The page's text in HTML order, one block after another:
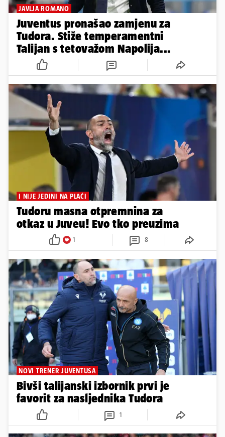
JAVLJA ROMANO
Juventus pronašao zamjenu za
Tudora. Stiže temperamentni
Talijan s tetovažom Napolija...
I NIJE JEDINI NA PLAĆI
Tudoru masna otpremnina za
otkaz u Juveu! Evo tko preuzima
1 8
NOVI TRENER JUVENTUSA
Bivši talijanski izbornik prvi je
favorit za nasljednika Tudora
1